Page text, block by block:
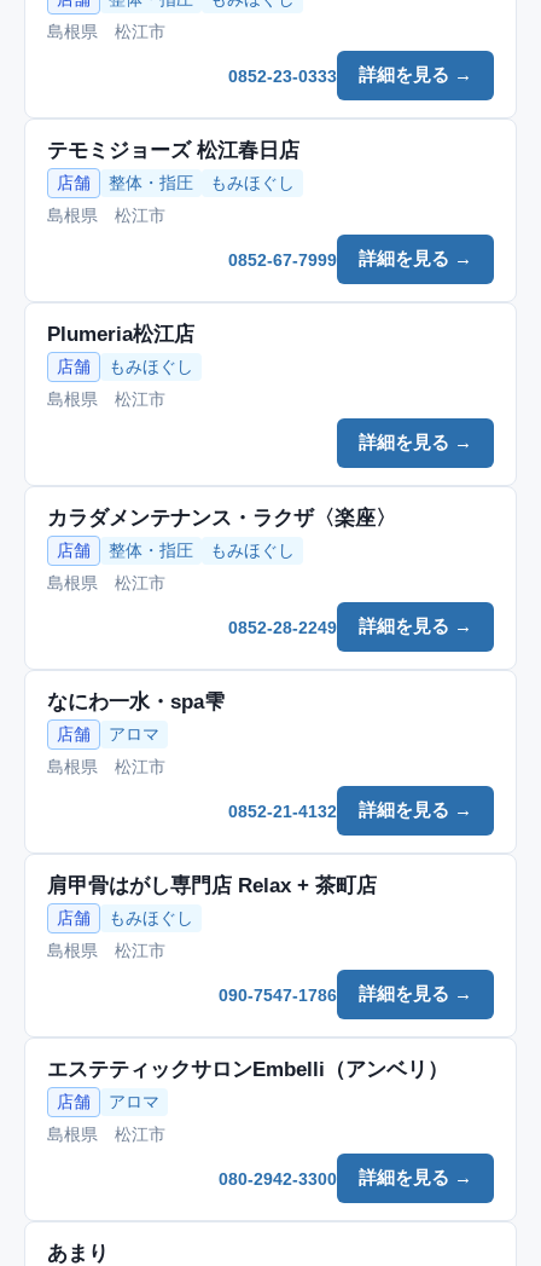
島根県 松江市
詳細を見る →
0852-23-0333
テモミジョーズ 松江春日店
店舗 整体・指圧
もみほぐし
島根県 松江市
詳細を見る →
0852-67-7999
Plumeria松江店
店舗
もみほぐし
島根県 松江市
詳細を見る →
カラダメンテナンス・ラクザ〈楽座〉
店舗 整体・指圧
もみほぐし
島根県 松江市
詳細を見る →
0852-28-2249
なにわ一水・spa雫
店舗
アロマ
島根県 松江市
詳細を見る →
0852-21-4132
肩甲骨はがし専門店 Relax + 茶町店
店舗
もみほぐし
島根県 松江市
詳細を見る →
090-7547-1786
エステティックサロンEmbelli（アンベリ）
店舗
アロマ
島根県 松江市
詳細を見る →
080-2942-3300
あまり